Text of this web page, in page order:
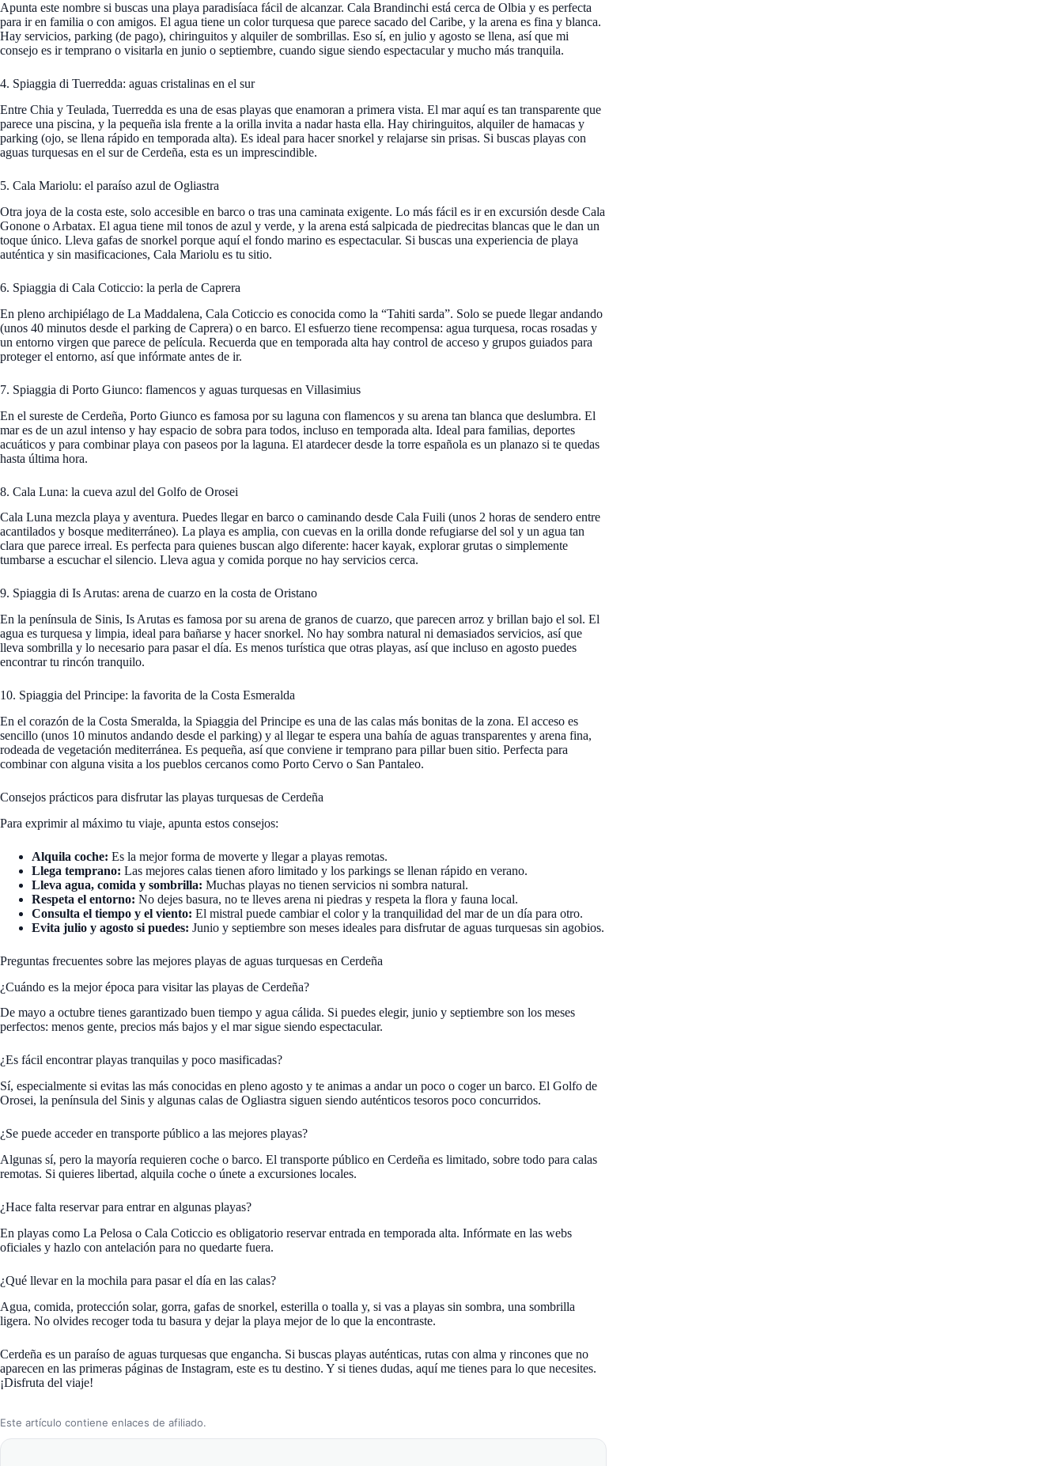
Apunta este nombre si buscas una playa paradisíaca fácil de alcanzar. Cala Brandinchi está cerca de Olbia y es perfecta
para ir en familia o con amigos. El agua tiene un color turquesa que parece sacado del Caribe, y la arena es fina y blanca.
Hay servicios, parking (de pago), chiringuitos y alquiler de sombrillas. Eso sí, en julio y agosto se llena, así que mi
consejo es ir temprano o visitarla en junio o septiembre, cuando sigue siendo espectacular y mucho más tranquila.
4. Spiaggia di Tuerredda: aguas cristalinas en el sur
Entre Chia y Teulada, Tuerredda es una de esas playas que enamoran a primera vista. El mar aquí es tan transparente que
parece una piscina, y la pequeña isla frente a la orilla invita a nadar hasta ella. Hay chiringuitos, alquiler de hamacas y
parking (ojo, se llena rápido en temporada alta). Es ideal para hacer snorkel y relajarse sin prisas. Si buscas playas con
aguas turquesas en el sur de Cerdeña, esta es un imprescindible.
5. Cala Mariolu: el paraíso azul de Ogliastra
Otra joya de la costa este, solo accesible en barco o tras una caminata exigente. Lo más fácil es ir en excursión desde Cala
Gonone o Arbatax. El agua tiene mil tonos de azul y verde, y la arena está salpicada de piedrecitas blancas que le dan un
toque único. Lleva gafas de snorkel porque aquí el fondo marino es espectacular. Si buscas una experiencia de playa
auténtica y sin masificaciones, Cala Mariolu es tu sitio.
6. Spiaggia di Cala Coticcio: la perla de Caprera
En pleno archipiélago de La Maddalena, Cala Coticcio es conocida como la “Tahiti sarda”. Solo se puede llegar andando
(unos 40 minutos desde el parking de Caprera) o en barco. El esfuerzo tiene recompensa: agua turquesa, rocas rosadas y
un entorno virgen que parece de película. Recuerda que en temporada alta hay control de acceso y grupos guiados para
proteger el entorno, así que infórmate antes de ir.
7. Spiaggia di Porto Giunco: flamencos y aguas turquesas en Villasimius
En el sureste de Cerdeña, Porto Giunco es famosa por su laguna con flamencos y su arena tan blanca que deslumbra. El
mar es de un azul intenso y hay espacio de sobra para todos, incluso en temporada alta. Ideal para familias, deportes
acuáticos y para combinar playa con paseos por la laguna. El atardecer desde la torre española es un planazo si te quedas
hasta última hora.
8. Cala Luna: la cueva azul del Golfo de Orosei
Cala Luna mezcla playa y aventura. Puedes llegar en barco o caminando desde Cala Fuili (unos 2 horas de sendero entre
acantilados y bosque mediterráneo). La playa es amplia, con cuevas en la orilla donde refugiarse del sol y un agua tan
clara que parece irreal. Es perfecta para quienes buscan algo diferente: hacer kayak, explorar grutas o simplemente
tumbarse a escuchar el silencio. Lleva agua y comida porque no hay servicios cerca.
9. Spiaggia di Is Arutas: arena de cuarzo en la costa de Oristano
En la península de Sinis, Is Arutas es famosa por su arena de granos de cuarzo, que parecen arroz y brillan bajo el sol. El
agua es turquesa y limpia, ideal para bañarse y hacer snorkel. No hay sombra natural ni demasiados servicios, así que
lleva sombrilla y lo necesario para pasar el día. Es menos turística que otras playas, así que incluso en agosto puedes
encontrar tu rincón tranquilo.
10. Spiaggia del Principe: la favorita de la Costa Esmeralda
En el corazón de la Costa Smeralda, la Spiaggia del Principe es una de las calas más bonitas de la zona. El acceso es
sencillo (unos 10 minutos andando desde el parking) y al llegar te espera una bahía de aguas transparentes y arena fina,
rodeada de vegetación mediterránea. Es pequeña, así que conviene ir temprano para pillar buen sitio. Perfecta para
combinar con alguna visita a los pueblos cercanos como Porto Cervo o San Pantaleo.
Consejos prácticos para disfrutar las playas turquesas de Cerdeña
Para exprimir al máximo tu viaje, apunta estos consejos:
Alquila coche: Es la mejor forma de moverte y llegar a playas remotas.
Llega temprano: Las mejores calas tienen aforo limitado y los parkings se llenan rápido en verano.
Lleva agua, comida y sombrilla: Muchas playas no tienen servicios ni sombra natural.
Respeta el entorno: No dejes basura, no te lleves arena ni piedras y respeta la flora y fauna local.
Consulta el tiempo y el viento: El mistral puede cambiar el color y la tranquilidad del mar de un día para otro.
Evita julio y agosto si puedes: Junio y septiembre son meses ideales para disfrutar de aguas turquesas sin agobios.
Preguntas frecuentes sobre las mejores playas de aguas turquesas en Cerdeña
¿Cuándo es la mejor época para visitar las playas de Cerdeña?
De mayo a octubre tienes garantizado buen tiempo y agua cálida. Si puedes elegir, junio y septiembre son los meses
perfectos: menos gente, precios más bajos y el mar sigue siendo espectacular.
¿Es fácil encontrar playas tranquilas y poco masificadas?
Sí, especialmente si evitas las más conocidas en pleno agosto y te animas a andar un poco o coger un barco. El Golfo de
Orosei, la península del Sinis y algunas calas de Ogliastra siguen siendo auténticos tesoros poco concurridos.
¿Se puede acceder en transporte público a las mejores playas?
Algunas sí, pero la mayoría requieren coche o barco. El transporte público en Cerdeña es limitado, sobre todo para calas
remotas. Si quieres libertad, alquila coche o únete a excursiones locales.
¿Hace falta reservar para entrar en algunas playas?
En playas como La Pelosa o Cala Coticcio es obligatorio reservar entrada en temporada alta. Infórmate en las webs
oficiales y hazlo con antelación para no quedarte fuera.
¿Qué llevar en la mochila para pasar el día en las calas?
Agua, comida, protección solar, gorra, gafas de snorkel, esterilla o toalla y, si vas a playas sin sombra, una sombrilla
ligera. No olvides recoger toda tu basura y dejar la playa mejor de lo que la encontraste.
Cerdeña es un paraíso de aguas turquesas que engancha. Si buscas playas auténticas, rutas con alma y rincones que no
aparecen en las primeras páginas de Instagram, este es tu destino. Y si tienes dudas, aquí me tienes para lo que necesites.
¡Disfruta del viaje!
Este artículo contiene enlaces de afiliado.